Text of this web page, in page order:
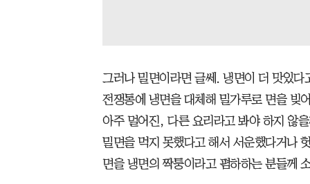
그러나 밀면이라면 글쎄. 냉면이 더 맛있
전쟁통에 냉면을 대체해 밀가루로 면을 빚
아주 멀어진, 다른 요리라고 봐야 하지 않
밀면을 먹지 못했다고 해서 서운했다거나
면을 냉면의 짝퉁이라고 폄하하는 분들께